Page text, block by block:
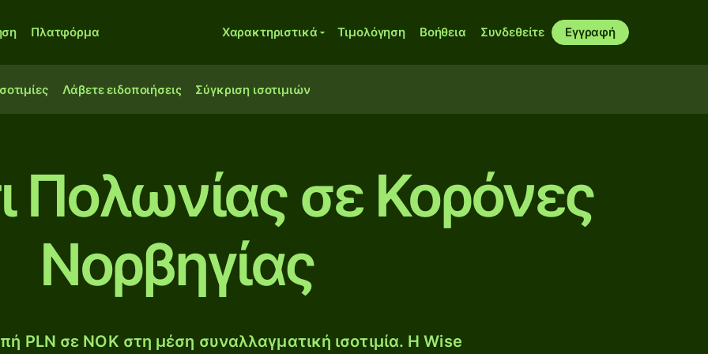
Πλατφόρμα Χαρακτηριστικά Τιμολόγηση Βοήθεια Συνδεθείτε Εγγραφή
Λάβετε ειδοποιήσεις Σύγκριση ισοτιμιών
Πολωνίας σε Κορόνες
Νορβηγίας
PLN σε NOK στη μέση συναλλαγματική ισοτιμία. Η Wise